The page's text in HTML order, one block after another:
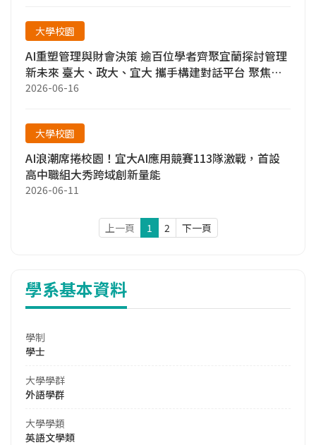
大學校園
AI重塑管理與財會決策 逾百位學者齊聚宜蘭探討管理
新未來 臺大、政大、宜大 攜手構建對話平台 聚焦人
工智慧、現代管理與永續治理
2026-06-16
大學校園
AI浪潮席捲校園！宜大AI應用競賽113隊激戰，首設
高中職組大秀跨域創新量能
2026-06-11
上一頁 1 2 下一頁
學系基本資料
學制
學士
大學學群
外語學群
大學學類
英語文學類